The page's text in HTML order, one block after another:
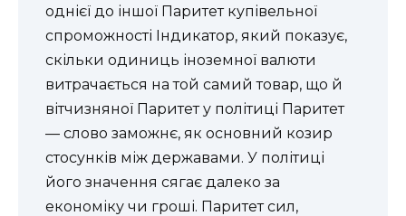
однієї до іншої Паритет купівельної
спроможності Індикатор, який показує,
скільки одиниць іноземної валюти
витрачається на той самий товар, що й
вітчизняної Паритет у політиці Паритет
— слово заможнє, як основний козир
стосунків між державами. У політиці
його значення сягає далеко за
економіку чи гроші. Паритет сил,